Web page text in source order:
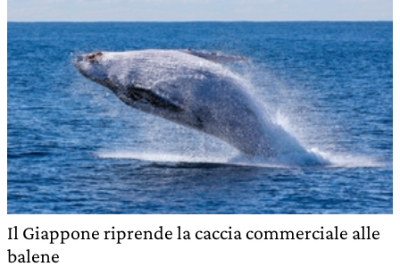
Il Giappone riprende la caccia commerciale alle
balene